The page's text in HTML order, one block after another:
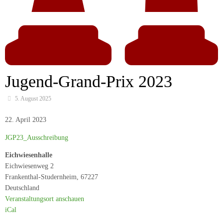
Jugend-Grand-Prix 2023
5. August 2025
Jugend-
Prix
2023
22. April 2023
JGP23_Ausschreibung
Eichwiesenhalle
Eichwiesenweg 2
Frankenthal-Studernheim, 67227
Deutschland
Veranstaltungsort anschauen
iCal